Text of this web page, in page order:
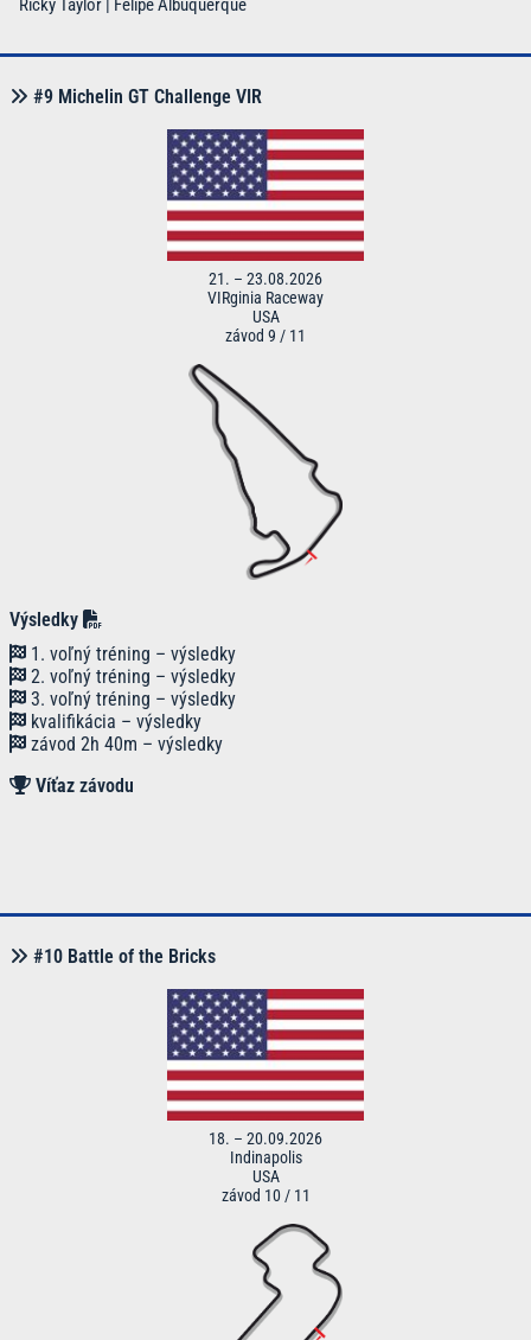
Ricky Taylor | Felipe Albuquerque
#9 Michelin GT Challenge VIR
21. – 23.08.2026
VIRginia Raceway
USA
závod 9 / 11
Výsledky
1. voľný tréning – výsledky
2. voľný tréning – výsledky
3. voľný tréning – výsledky
kvalifikácia – výsledky
závod 2h 40m – výsledky
Víťaz závodu
#10 Battle of the Bricks
18. – 20.09.2026
Indinapolis
USA
závod 10 / 11